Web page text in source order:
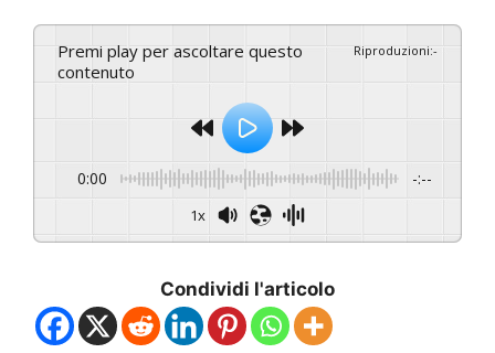
Premi play per ascoltare questo
contenuto
Riproduzioni:-
0:00 -:--
1x
Condividi l'articolo